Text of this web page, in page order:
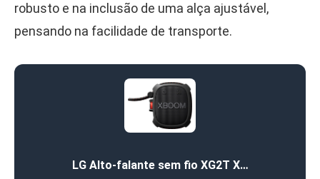
robusto e na inclusão de uma alça ajustável,
pensando na facilidade de transporte.
LG Alto-falante sem fio XG2T X…